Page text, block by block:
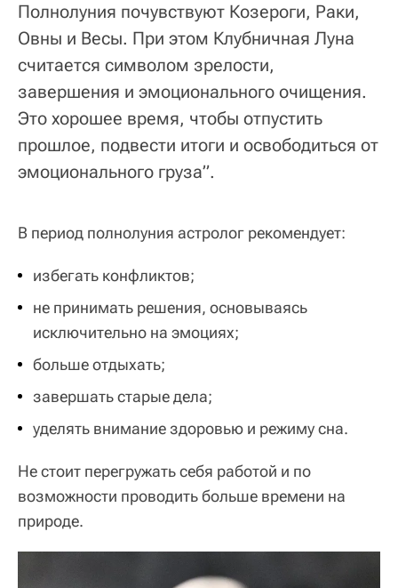
Полнолуния почувствуют Козероги, Раки,
Овны и Весы. При этом Клубничная Луна
считается символом зрелости,
завершения и эмоционального очищения.
Это хорошее время, чтобы отпустить
прошлое, подвести итоги и освободиться от
эмоционального груза”.
В период полнолуния астролог рекомендует:
избегать конфликтов;
не принимать решения, основываясь
исключительно на эмоциях;
больше отдыхать;
завершать старые дела;
уделять внимание здоровью и режиму сна.
Не стоит перегружать себя работой и по
возможности проводить больше времени на
природе.